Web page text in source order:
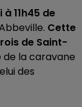
11h45 de
Cette
de Saint-
de la caravane
des